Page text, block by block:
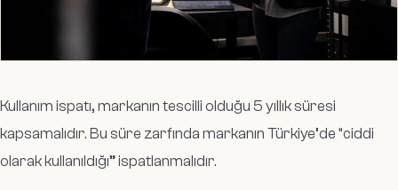
Kullanım ispatı, markanın tescilli olduğu 5 yıllık süresi
kapsamalıdır. Bu süre zarfında markanın Türkiye’de “ciddi
olarak kullanıldığı” ispatlanmalıdır.